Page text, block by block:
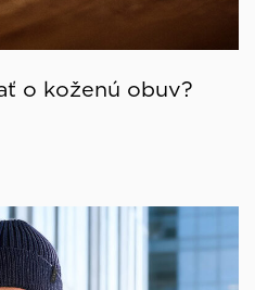
o koženú obuv?